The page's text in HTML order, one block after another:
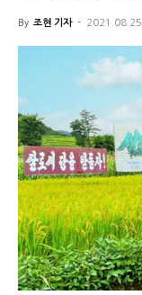
By 조현 기자 -